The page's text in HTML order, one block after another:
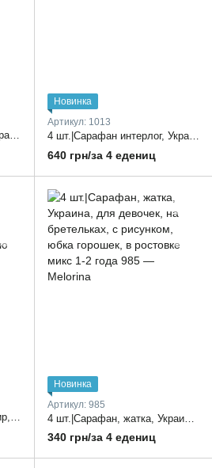
Новинка
Артикул: 1013
4 шт.|Сарафан интерлог, Украина, принт варенка, на рукавчиках с воланами, сзади завязка 32-38 размер
640 грн/за 4 едениц
6 шт.|Халат, сарафан, кулир, спереди на пуговицах, Украина, удобный воротник на шею 30-34 размер
Новинка
Артикул: 985
340 грн/за 4 едениц